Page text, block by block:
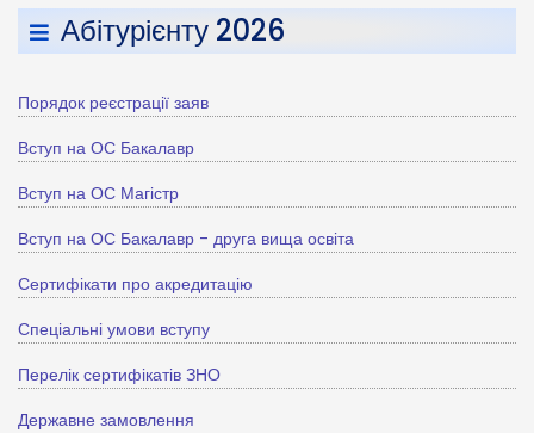
Абітурієнту 2026
Порядок реєстрації заяв
Вступ на ОС Бакалавр
Вступ на ОС Магістр
Вступ на ОС Бакалавр - друга вища освіта
Сертифікати про акредитацію
Спеціальні умови вступу
Перелік сертифікатів ЗНО
Державне замовлення